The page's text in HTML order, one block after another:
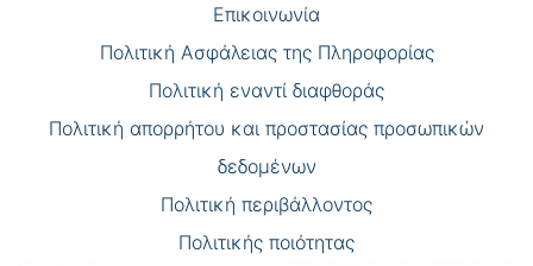
Επικοινωνία
Πολιτική Ασφάλειας της Πληροφορίας
Πολιτική εναντί διαφθοράς
Πολιτική απορρήτου και προστασίας προσωπικών
δεδομένων
Πολιτική περιβάλλοντος
Πολιτικής ποιότητας